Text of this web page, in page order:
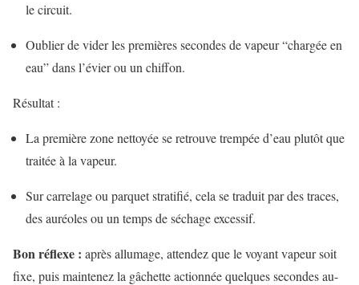
le circuit.
Oublier de vider les premières secondes de vapeur “chargée en
eau” dans l’évier ou un chiffon.
Résultat :
La première zone nettoyée se retrouve trempée d’eau plutôt que
traitée à la vapeur.
Sur carrelage ou parquet stratifié, cela se traduit par des traces,
des auréoles ou un temps de séchage excessif.
Bon réflexe : après allumage, attendez que le voyant vapeur soit
fixe, puis maintenez la gâchette actionnée quelques secondes au-